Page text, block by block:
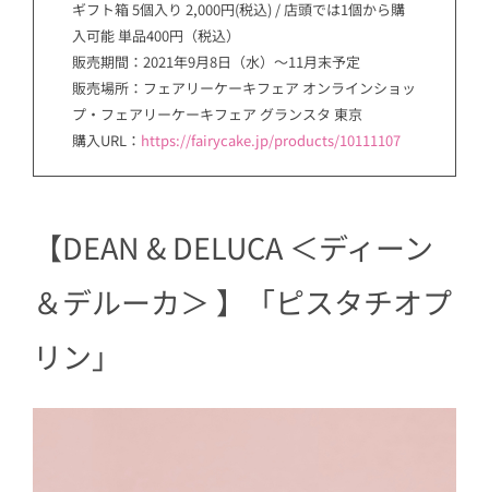
ギフト箱 5個入り 2,000円(税込) / 店頭では1個から購
入可能 単品400円（税込）
販売期間：2021年9月8日（水）〜11月末予定
販売場所：フェアリーケーキフェア オンラインショッ
プ・フェアリーケーキフェア グランスタ 東京
購入URL： https://fairycake.jp/products/10111107
【DEAN & DELUCA ＜ディーン
＆デルーカ＞ 】「ピスタチオプ
リン」